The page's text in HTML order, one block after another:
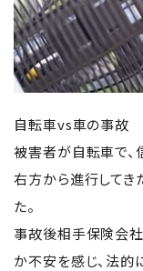
自転車vs車の事故
被害者が自転車で、
右方から進行して
た。
事故後相手保険会社
か不安を感じ、法的